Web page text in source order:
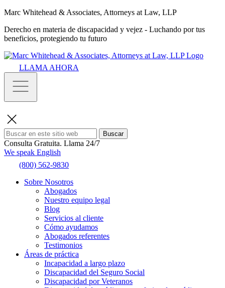
Marc Whitehead & Associates, Attorneys at Law, LLP
Derecho en materia de discapacidad y vejez - Luchando por tus
beneficios, protegiendo tu futuro
LLAMA AHORA
Buscar
Consulta Gratuita. Llama 24/7
We speak English
(800) 562-9830
Sobre Nosotros
Abogados
Nuestro equipo legal
Blog
Servicios al cliente
Cómo ayudamos
Abogados referentes
Testimonios
Áreas de práctica
Incapacidad a largo plazo
Discapacidad del Seguro Social
Discapacidad por Veteranos